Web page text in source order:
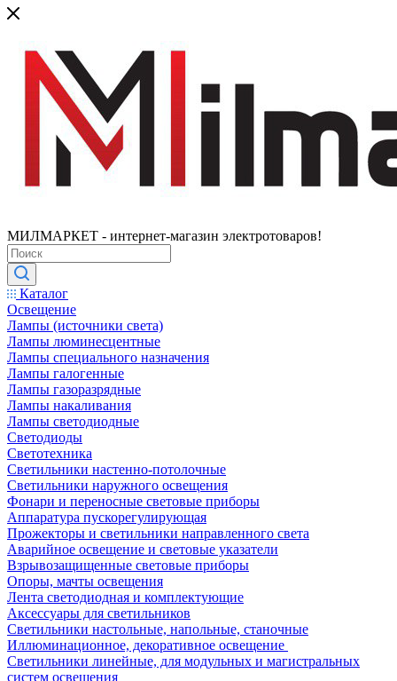
МИЛМАРКЕТ - интернет-магазин электротоваров!
Каталог
Освещение
Лампы (источники света)
Лампы люминесцентные
Лампы специального назначения
Лампы галогенные
Лампы газоразрядные
Лампы накаливания
Лампы светодиодные
Светодиоды
Светотехника
Светильники настенно-потолочные
Светильники наружного освещения
Фонари и переносные световые приборы
Аппаратура пускорегулирующая
Прожекторы и светильники направленного света
Аварийное освещение и световые указатели
Взрывозащищенные световые приборы
Опоры, мачты освещения
Лента светодиодная и комплектующие
Аксессуары для светильников
Светильники настольные, напольные, станочные
Иллюминационное, декоративное освещение
Светильники линейные, для модульных и магистральных
систем освещения